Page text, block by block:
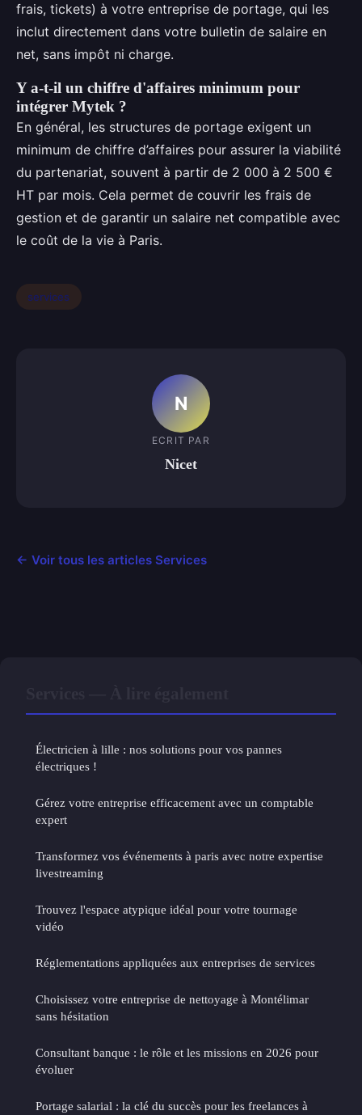
frais, tickets) à votre entreprise de portage, qui les
inclut directement dans votre bulletin de salaire en
net, sans impôt ni charge.
Y a-t-il un chiffre d'affaires minimum pour
intégrer Mytek ?
En général, les structures de portage exigent un
minimum de chiffre d’affaires pour assurer la viabilité
du partenariat, souvent à partir de 2 000 à 2 500 €
HT par mois. Cela permet de couvrir les frais de
gestion et de garantir un salaire net compatible avec
le coût de la vie à Paris.
services
N
ECRIT PAR
Nicet
← Voir tous les articles Services
Électricien à lille : nos solutions pour vos pannes
électriques !
Gérez votre entreprise efficacement avec un comptable
expert
Transformez vos événements à paris avec notre expertise
livestreaming
Trouvez l'espace atypique idéal pour votre tournage
vidéo
Réglementations appliquées aux entreprises de services
Choisissez votre entreprise de nettoyage à Montélimar
sans hésitation
Consultant banque : le rôle et les missions en 2026 pour
évoluer
Portage salarial : la clé du succès pour les freelances à